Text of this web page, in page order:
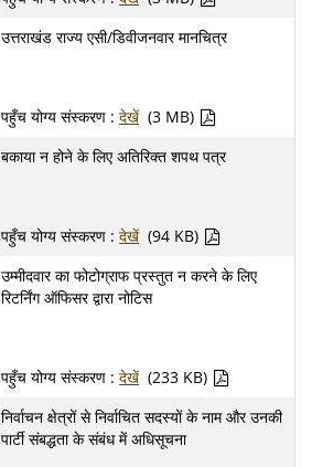
उत्तराखंड राज्य एसी/डिवीजनवार मानचित्र
पहुँच योग्य संस्करण : देखें (3 MB)
बकाया न होने के लिए अतिरिक्त शपथ पत्र
पहुँच योग्य संस्करण : देखें (94 KB)
उम्मीदवार का फोटोग्राफ प्रस्तुत न करने के लिए
रिटर्निंग ऑफिसर द्वारा नोटिस
पहुँच योग्य संस्करण : देखें (233 KB)
निर्वाचन क्षेत्रों से निर्वाचित सदस्यों के नाम और उनकी
पार्टी संबद्धता के संबंध में अधिसूचना